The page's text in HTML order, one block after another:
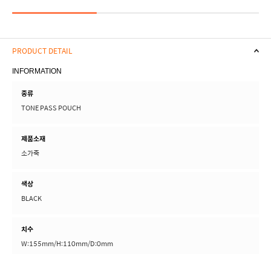
PRODUCT DETAIL
INFORMATION
종류
TONE PASS POUCH
제품소재
소가죽
색상
BLACK
치수
W:155mm/H:110mm/D:0mm